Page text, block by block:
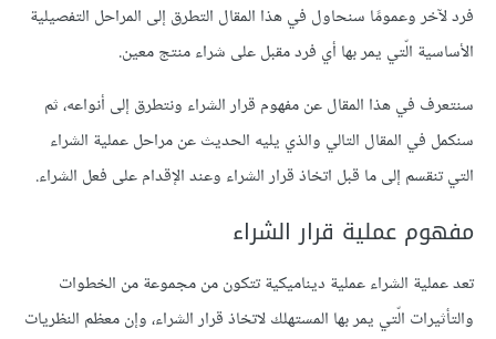
فرد لآخر وعمومًا سنحاول في هذا المقال التطرق إلى المراحل التفصيلية
الأساسية الّتي يمر بها أي فرد مقبل على شراء منتج معين.
سنتعرف في هذا المقال عن مفهوم قرار الشراء ونتطرق إلى أنواعه، ثم
سنكمل في المقال التالي والذي يليه الحديث عن مراحل عملية الشراء
التي تنقسم إلى ما قبل اتخاذ قرار الشراء وعند الإقدام على فعل الشراء.
مفهوم عملية قرار الشراء
تعد عملية الشراء عملية ديناميكية تتكون من مجموعة من الخطوات
والتأثيرات الّتي يمر بها المستهلك لاتخاذ قرار الشراء، وإن معظم النظريات